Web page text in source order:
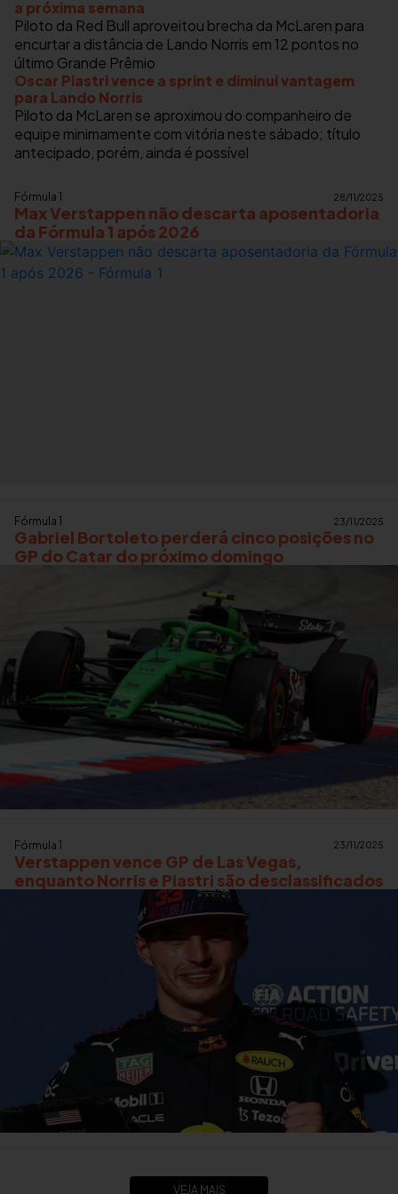
a próxima semana
Piloto da Red Bull aproveitou brecha da McLaren para
encurtar a distância de Lando Norris em 12 pontos no
último Grande Prêmio
Oscar Piastri vence a sprint e diminui vantagem
para Lando Norris
Piloto da McLaren se aproximou do companheiro de
equipe minimamente com vitória neste sábado; título
antecipado, porém, ainda é possível
Fórmula 1 28/11/2025
Max Verstappen não descarta aposentadoria
da Fórmula 1 após 2026
Fórmula 1 23/11/2025
Gabriel Bortoleto perderá cinco posições no
GP do Catar do próximo domingo
Fórmula 1 23/11/2025
Verstappen vence GP de Las Vegas,
enquanto Norris e Piastri são desclassificados
VEJA MAIS